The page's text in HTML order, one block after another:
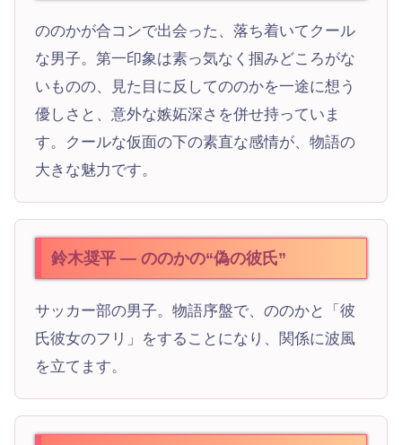
ののかが合コンで出会った、落ち着いてクール
な男子。第一印象は素っ気なく掴みどころがな
いものの、見た目に反してののかを一途に想う
優しさと、意外な嫉妬深さを併せ持っていま
す。クールな仮面の下の素直な感情が、物語の
大きな魅力です。
鈴木奨平 — ののかの“偽の彼氏”
サッカー部の男子。物語序盤で、ののかと「彼
氏彼女のフリ」をすることになり、関係に波風
を立てます。